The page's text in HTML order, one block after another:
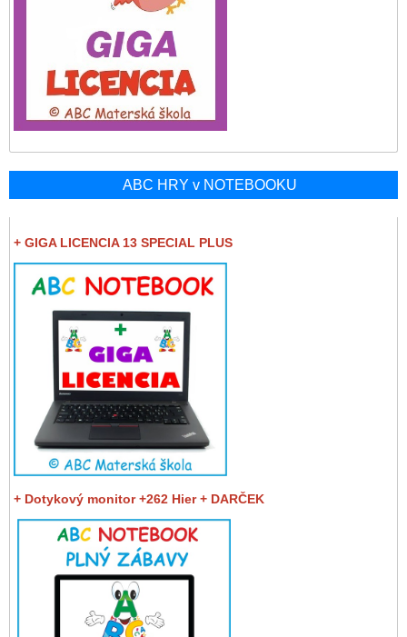
ABC HRY v NOTEBOOKU
+ GIGA LICENCIA 13 SPECIAL PLUS
+ Dotykový monitor +262 Hier + DARČEK